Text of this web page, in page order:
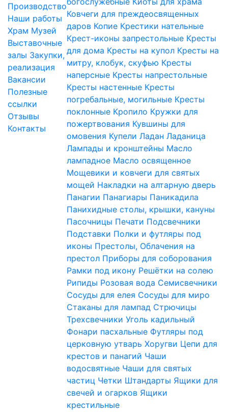
Производство
Наши работы
Храм Музей
Выставочные
залы Закупки,
реализация
Вакансии
Полезные
ссылки
Отзывы
Контакты
Ковчеги для преждеосвященных
даров Копие Крестики нательные
Крест-иконы запрестольные Кресты
для дома Кресты на купол Кресты на
митру, клобук, скуфью Кресты
наперсные Кресты напрестольные
Кресты настенные Кресты
погребальные, могильные Кресты
поклонные Кропило Кружки для
пожертвования Кувшины для
омовения Купели Ладан Ладаница
Лампады и кронштейны Масло
лампадное Масло освященное
Мощевики и ковчеги для святых
мощей Накладки на алтарную дверь
Панагии Панагиары Паникадила
Панихидные столы, крышки, кануны
Пасочницы Печати Подсвечники
Подставки Полки и футляры под
иконы Престолы, Облачения на
престол Приборы для соборования
Рамки под икону Решётки на солею
Рипиды Розовая вода Семисвечники
Сосуды для елея Сосуды для миро
Стаканы для лампад Стрючицы
Трехсвечники Уголь кадильный
Фонари пасхальные Футляры под
церковную утварь Хоругви Цепи для
крестов и панагий Чаши
водосвятные Чаши для святых
частиц Четки Штандарты Ящики для
свечей и огарков Ящики
крестильные